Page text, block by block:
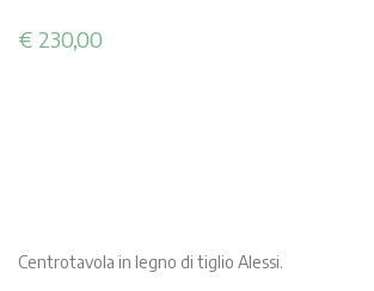
€ 230,00
Centrotavola in legno di tiglio Alessi.